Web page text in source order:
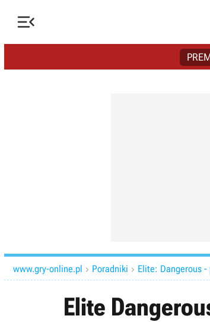

www.gry-online.pl  Poradniki  Elite: Dangerous
Elite